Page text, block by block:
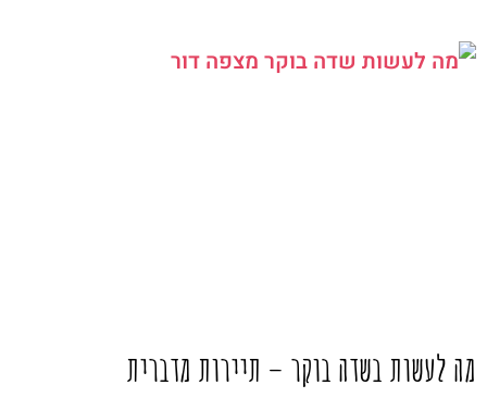
מה לעשות בשדה בוקר – תיירות מדברית